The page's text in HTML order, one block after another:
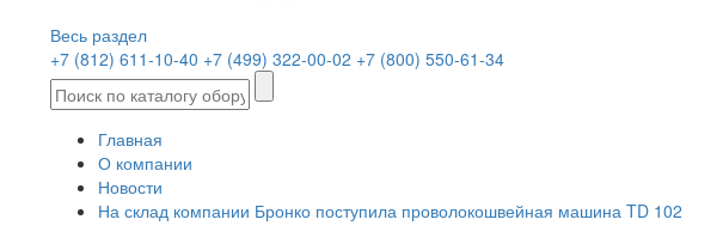
Весь раздел
+7 (812) 611-10-40 +7 (499) 322-00-02 +7 (800) 550-61-34
Главная
О компании
Новости
На склад компании Бронко поступила проволокошвейная машина TD 102